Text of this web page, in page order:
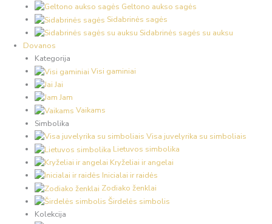
Geltono aukso sagės
Sidabrinės sagės
Sidabrinės sagės su auksu
Dovanos
Kategorija
Visi gaminiai
Jai
Jam
Vaikams
Simbolika
Visa juvelyrika su simboliais
Lietuvos simbolika
Kryželiai ir angelai
Inicialai ir raidės
Zodiako ženklai
Širdelės simbolis
Kolekcija